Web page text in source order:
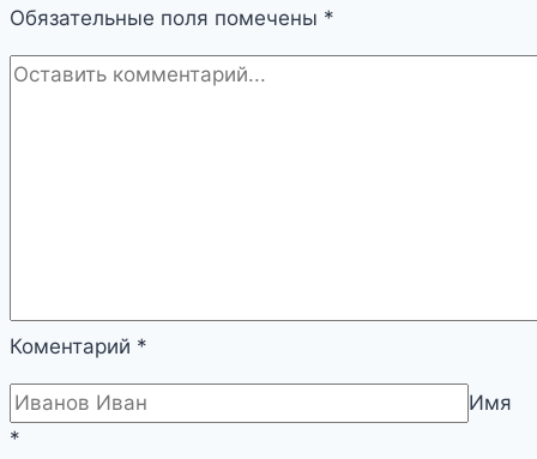
Обязательные поля помечены *
Коментарий *
Имя
*